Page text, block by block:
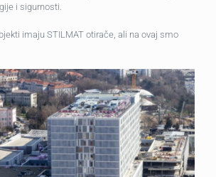
i sigurnosti.
imaju STILMAT otirače, ali na ovaj smo